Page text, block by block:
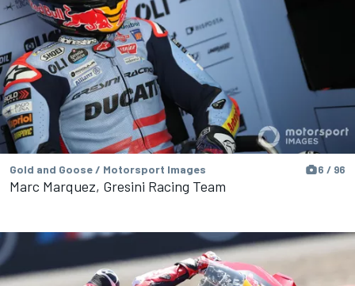
Gold and Goose / Motorsport Images 6 / 96
Marc Marquez, Gresini Racing Team